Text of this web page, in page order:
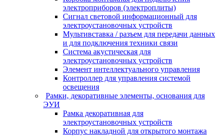
электроприборов (электроплиты)
Сигнал световой информационный для
электроустановочных устройств
Мультивставка / разъем для передачи данных
и для подключения техники связи
Система акустическая для
электроустановочных устройств
Элемент интеллектуального управления
Контроллер для управления системой
освещения
Рамки, декоративные элементы, основания для
ЭУИ
Рамка декоративная для
электроустановочных устройств
Корпус накладной для открытого монтажа